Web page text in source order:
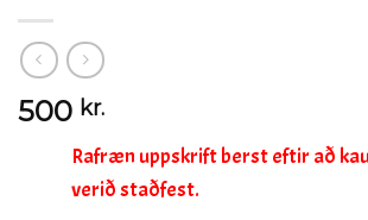
500 kr.
Rafræn uppskrift berst eftir að
verið staðfest.